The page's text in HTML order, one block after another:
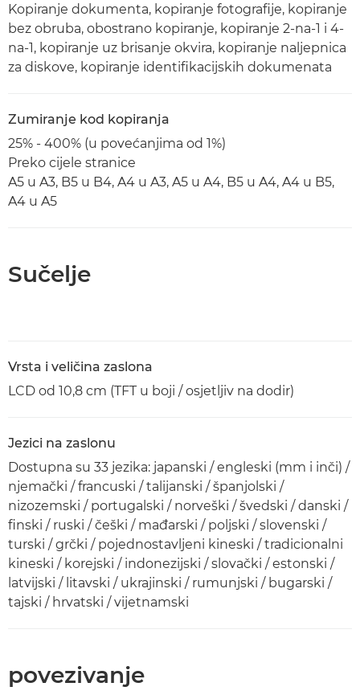
Kopiranje dokumenta, kopiranje fotografije, kopiranje
bez obruba, obostrano kopiranje, kopiranje 2-na-1 i 4-
na-1, kopiranje uz brisanje okvira, kopiranje naljepnica
za diskove, kopiranje identifikacijskih dokumenata
Zumiranje kod kopiranja
25% - 400% (u povećanjima od 1%)
Preko cijele stranice
A5 u A3, B5 u B4, A4 u A3, A5 u A4, B5 u A4, A4 u B5,
A4 u A5
Sučelje
Vrsta i veličina zaslona
LCD od 10,8 cm (TFT u boji / osjetljiv na dodir)
Jezici na zaslonu
Dostupna su 33 jezika: japanski / engleski (mm i inči) /
njemački / francuski / talijanski / španjolski /
nizozemski / portugalski / norveški / švedski / danski /
finski / ruski / češki / mađarski / poljski / slovenski /
turski / grčki / pojednostavljeni kineski / tradicionalni
kineski / korejski / indonezijski / slovački / estonski /
latvijski / litavski / ukrajinski / rumunjski / bugarski /
tajski / hrvatski / vijetnamski
povezivanje